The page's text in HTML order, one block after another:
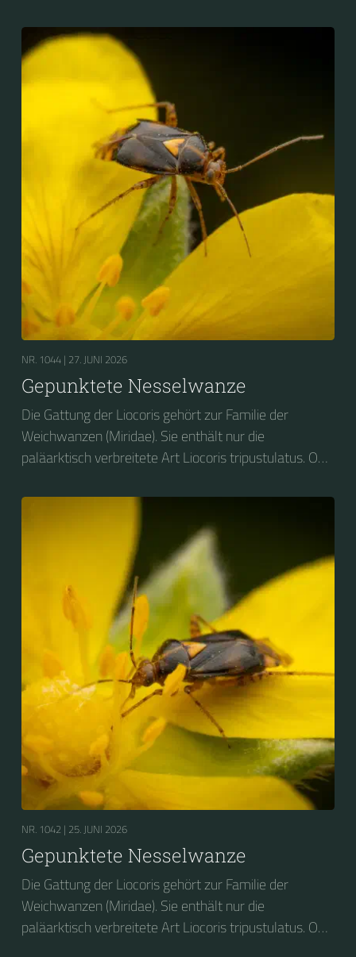
wird sie auf Deutsch vielfach als Gepunktete
Nesselwanze bezeichnet.
NR. 1044 | 27. JUNI 2026
Gepunktete Nesselwanze
Die Gattung der Liocoris gehört zur Familie der
Weichwanzen (Miridae). Sie enthält nur die
paläarktisch verbreitete Art Liocoris tripustulatus. Ob
wird sie auf Deutsch vielfach als Gepunktete
NR. 1042 | 25. JUNI 2026
Gepunktete Nesselwanze
Die Gattung der Liocoris gehört zur Familie der
Weichwanzen (Miridae). Sie enthält nur die
paläarktisch verbreitete Art Liocoris tripustulatus. Ob